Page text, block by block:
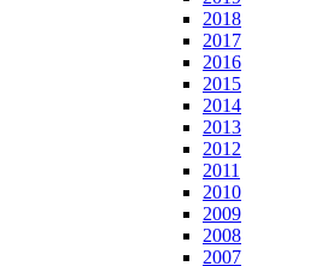
2018
2017
2016
2015
2014
2013
2012
2011
2010
2009
2008
2007